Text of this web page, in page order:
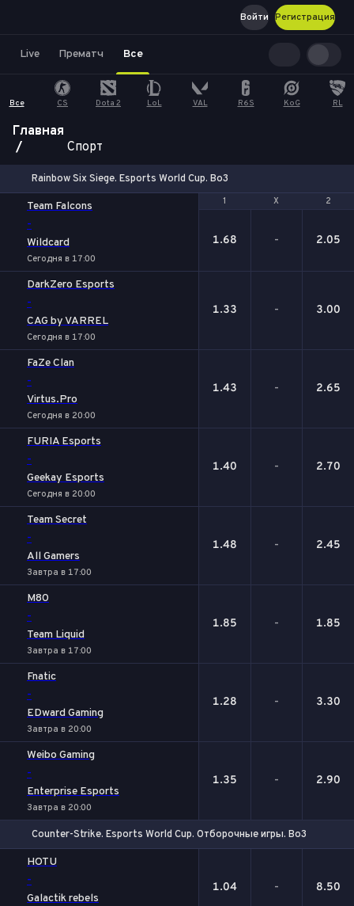
Регистрация
Войти
Live Прематч Все
Все CS Dota 2 LoL VAL R6S KoG RL
Главная
Спорт
Rainbow Six Siege. Esports World Cup. Bo3
1 Х 2
Team Falcons
-
Wildcard
Сегодня в 17:00
1 Х 2
1.68 - 2.05
DarkZero Esports
-
CAG by VARREL
Сегодня в 17:00
1.33 - 3.00
FaZe Clan
-
Virtus.Pro
Сегодня в 20:00
1.43 - 2.65
FURIA Esports
-
Geekay Esports
Сегодня в 20:00
1.40 - 2.70
Team Secret
-
All Gamers
Завтра в 17:00
1.48 - 2.45
M80
-
Team Liquid
Завтра в 17:00
1.85 - 1.85
Fnatic
-
EDward Gaming
Завтра в 20:00
1.28 - 3.30
Weibo Gaming
-
Enterprise Esports
Завтра в 20:00
1.35 - 2.90
Counter-Strike. Esports World Cup. Отборочные игры. Bo3
HOTU
-
Galactik rebels
1.04 - 8.50